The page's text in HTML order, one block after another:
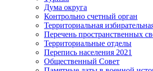
Дума округа
Контрольно счетный орган
Территориальная
Перечень пространственных
Территориальные отделы
Перепись населения 2021
Общественный Совет